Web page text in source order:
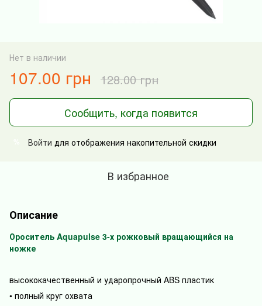
Нет в наличии
107.00 грн 128.00 грн
Сообщить, когда появится
Войти для отображения накопительной скидки
В избранное
Описание
Ороситель Aquapulse 3-х рожковый вращающийся на
ножке
высококачественный и ударопрочный ABS пластик
• полный круг охвата